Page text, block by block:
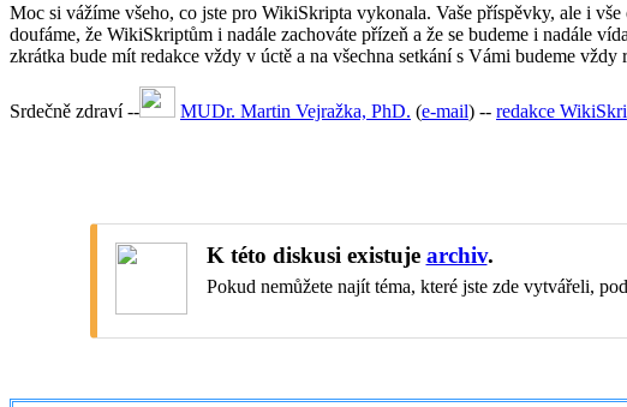
Moc si vážíme všeho, co jste pro WikiSkripta vykonala. Vaše příspěvky, ale i
doufáme, že WikiSkriptům i nadále zachováte přízeň a že se budeme i nadále
zkrátka bude mít redakce vždy v úctě a na všechna setkání s Vámi budeme
Srdečně zdraví -- MUDr. Martin Vejražka, PhD. (e-mail) -- redakce
K této diskusi existuje archiv.
Pokud nemůžete najít téma, které jste zde vytvářeli,